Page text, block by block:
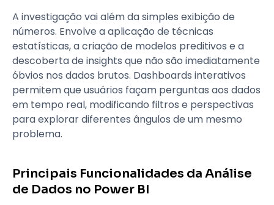
A investigação vai além da simples exibição de
números. Envolve a aplicação de técnicas
estatísticas, a criação de modelos preditivos e a
descoberta de insights que não são imediatamente
óbvios nos dados brutos. Dashboards interativos
permitem que usuários façam perguntas aos dados
em tempo real, modificando filtros e perspectivas
para explorar diferentes ângulos de um mesmo
problema.
Principais Funcionalidades da Análise
de Dados no Power BI